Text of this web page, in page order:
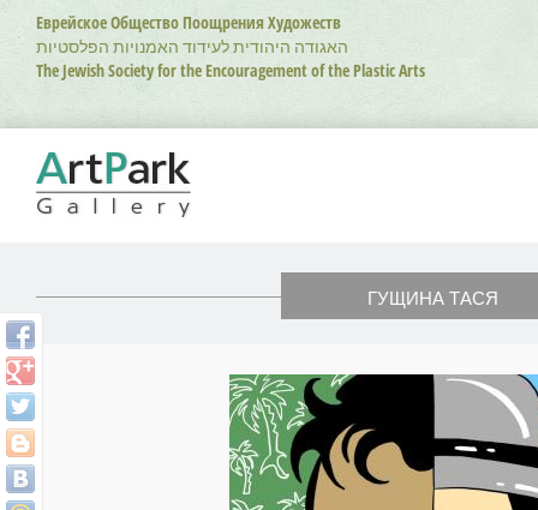
Перейти
основному
содержанию
Еврейское Общество Поощрения Художеств
האגודה היהודית לעידוד האמנויות הפלסטיות
The Jewish Society for the Encouragement of the Plastic Arts
ГУЩИНА ТАСЯ